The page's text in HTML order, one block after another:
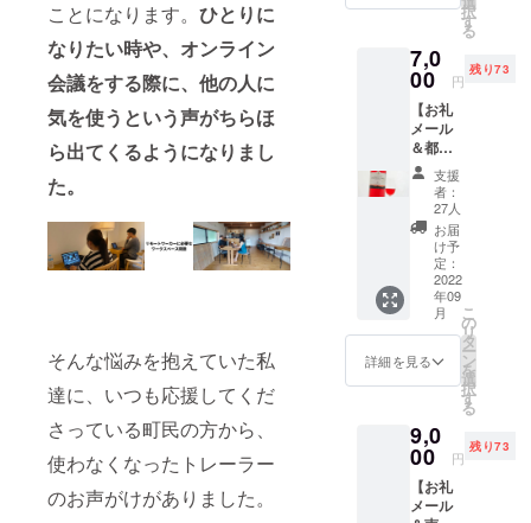
ことになります。 ひとりに
なりたい時や、 オンライン
会議をする際に、他の人に
気を使うという声がちらほ
ら出てくるようになりまし
た。
そんな悩みを抱えていた私
達に、いつも応援してくだ
さっている町民の方から、
使わなくなったトレーラー
のお声がけがありました。
ポン番
号を記
入しご
予約く
ださ
い。 ・
キャン
セル/日
程変
更：ご
予約日
の3日前
までに
お願い
致しま
す。 ・
キャン
可能期
間を超
えた
キャン
セルに
内容
コン
ロ、火
起こ
し、宮
崎産食
材
（牛、
豚、
鶏、野
菜）、
食器類
等をご
用意。
お客様
は手ぶ
らで旬
の食材
い。」
・有効
期限：
2022年
8月から
択
す
る
7,0
00 円
残り73
【お礼
メール
＆都農
ワイン
「キャ
ンベ
ル・
アー
リー」1
本提
供】 良
質な果
汁のみ
を使用
し低温
発酵さ
処理せ
ず、フ
レッ
シュで
フルー
支援
者：
27人
お届
け予
定：
2022
年09
月
詳細を見る
こ
の
リ
タ
ー
ン
を
選
択
す
る
9,0
00 円
残り73
【お礼
メール